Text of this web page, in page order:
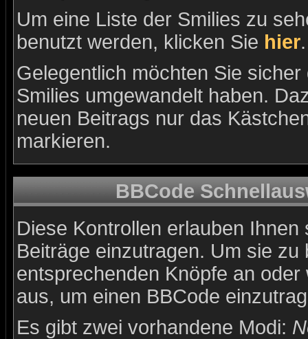
Um eine Liste der Smilies zu
benutzt werden, klicken Sie hier.
Gelegentlich möchten Sie
Smilies umgewandelt haben.
neuen Beitrags nur das
markieren.
BBCode
Diese Kontrollen erlauben
Beiträge einzutragen. Um sie
entsprechenden Knöpfe an
aus, um einen BBCode
Es gibt zwei vorhandene Modi: